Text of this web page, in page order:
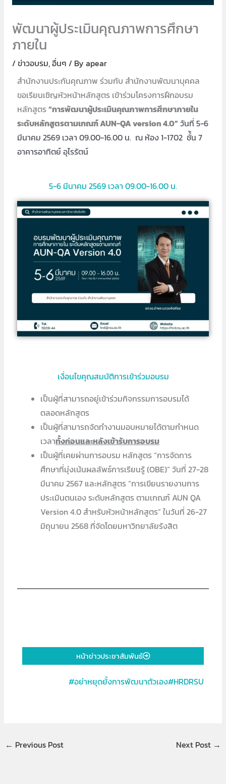
พัฒนาผู้ประเมินคุณภาพการศึกษา
ภายใน
/ ข่าวอบรม,อื่นๆ / By apear
สำนักงานประกันคุณภาพ ร่วมกับ สำนักงานพัฒนาบุคคล
ขอเรียนเชิญหัวหน้าหลักสูตร เข้าร่วมโครงการฝึกอบรม
หลักสูตร“การพัฒนาผู้ประเมินคุณภาพการศึกษาภายใน
ระดับหลักสูตรตามเกณฑ์ AUN-QA version 4.0”วันที่ 5-6
มีนาคม 2569 เวลา 09.00-16.00 น. ณ ห้อง 1-1702 ชั้้น 7
อาคารอาทิตย์ อุไรรัตน์
5-6 มีนาคม 2569 เวลา 09.00-16.00 น.
เงื่อนไขคุณสมบัติการเข้าร่วมอบรม
เป็นผู้ที่สามารถอยู่เข้าร่วมกิจกรรมการอบรมได้
ตลอดหลักสูตร
เป็นผู้ที่สามารถจัดทำงานมอบหมายได้ตามกำหนด
เวลาทั้งก่อนและหลังเข้ารับการอบรม
เป็นผู้ที่เคยผ่านการอบรม หลักสูตร “การจัดการ
ศึกษาที่มุ่งเน้นผลลัพธ์การเรียนรู้ (OBE)” วันที่ 27-28
มีนาคม 2567 และหลักสูตร “การเขียนรายงานการ
ประเมินตนเอง ระดับหลักสูตร ตามเกณฑ์ AUN QA
Version 4.0 สำหรับหัวหน้าหลักสูตร” ในวันที่ 26-27
มิถุนายน 2568 ที่จัดโดยมหาวิทยาลัยรังสิต
หน้าข่าวประชาสัมพันธ์
#อย่าหยุดยั้งการพัฒนาตัวเอง#HRDRSU
← Previous Post Next Post →